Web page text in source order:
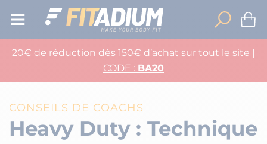
20€ de réduction dès 150€ d’achat sur tout le site |
CODE : BA20
CONSEILS DE COACHS
Heavy Duty : Technique